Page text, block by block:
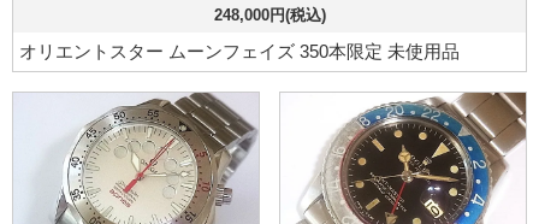
248,000円(税込)
オリエントスター ムーンフェイズ 350本限定 未使用品